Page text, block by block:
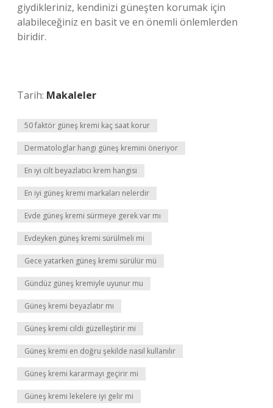
giydikleriniz, kendinizi güneşten korumak için
alabileceğiniz en basit ve en önemli önlemlerden
biridir.
Tarih: Makaleler
50 faktör güneş kremi kaç saat korur
Dermatologlar hangi güneş kremini öneriyor
En iyi cilt beyazlatıcı krem hangisi
En iyi güneş kremi markaları nelerdir
Evde güneş kremi sürmeye gerek var mı
Evdeyken güneş kremi sürülmeli mi
Gece yatarken güneş kremi sürülür mü
Gündüz güneş kremiyle uyunur mu
Güneş kremi beyazlatır mı
Güneş kremi cildi güzelleştirir mi
Güneş kremi en doğru şekilde nasıl kullanılır
Güneş kremi kararmayı geçirir mi
Güneş kremi lekelere iyi gelir mi